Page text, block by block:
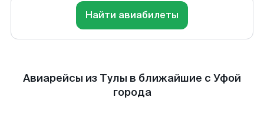
Найти авиабилеты
Авиарейсы из Тулы в ближайшие с Уфой
города